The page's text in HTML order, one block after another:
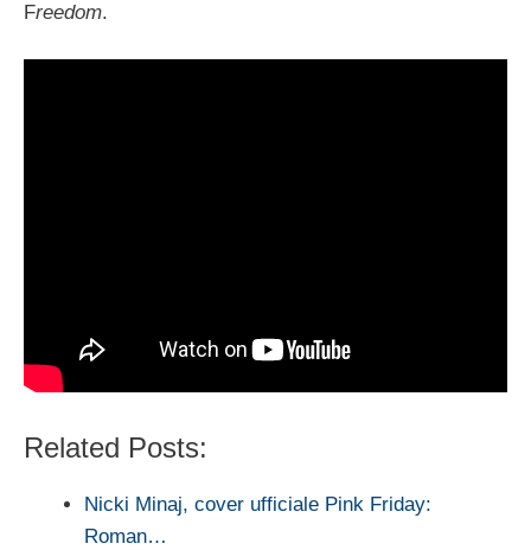
Freedom.
Related Posts:
Nicki Minaj, cover ufficiale Pink Friday:
Roman…